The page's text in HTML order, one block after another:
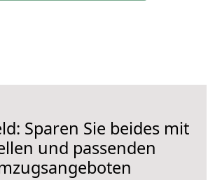
Sparen Sie beides mit
und passenden